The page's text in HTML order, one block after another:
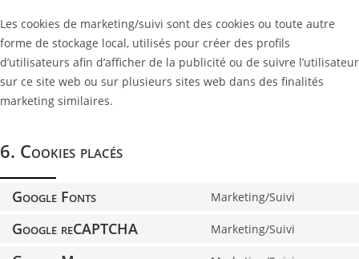
Les cookies de marketing/suivi sont des cookies ou toute autre
forme de stockage local, utilisés pour créer des profils
d’utilisateurs afin d’afficher de la publicité ou de suivre l’utilisateur
sur ce site web ou sur plusieurs sites web dans des finalités
marketing similaires.
6. Cookies placés
Google Fonts Marketing/Suivi
Google reCAPTCHA Marketing/Suivi